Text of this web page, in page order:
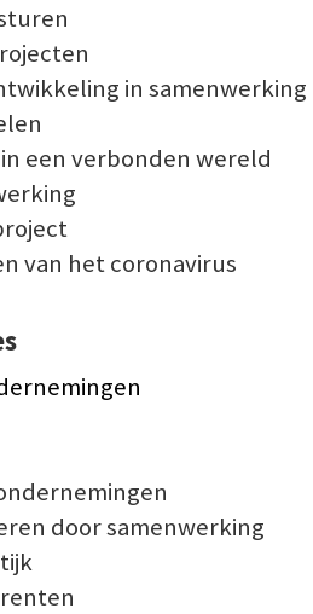
in samenwerking
een verbonden wereld
van het coronavirus
door samenwerking